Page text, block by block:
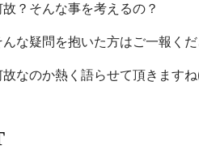
故？そんな事を考えるの？
んな疑問を抱いた方はご一報くだ
故なのか熱く語らせて頂きます